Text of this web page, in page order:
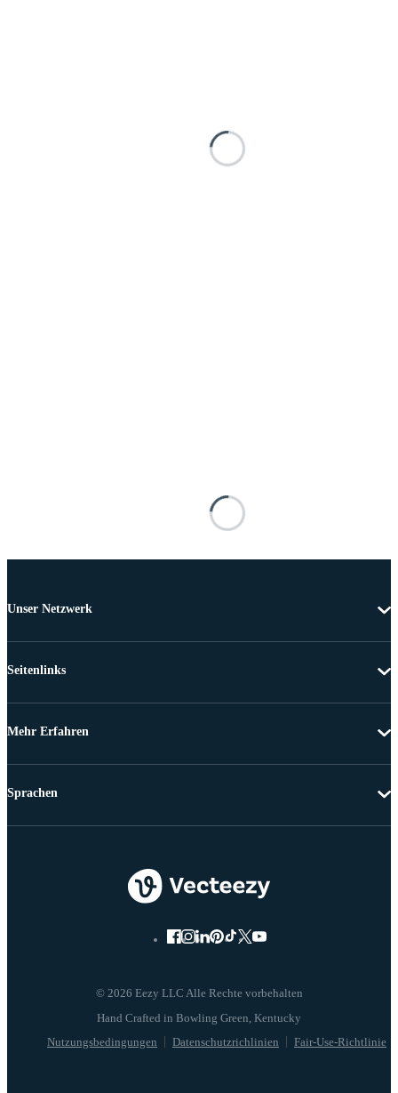
Unser Netzwerk
Seitenlinks
Mehr Erfahren
© 2026 Eezy LLC Alle Rechte vorbehalten
Nutzungsbedingungen Datenschutzrichlinien Fair-Use-Richtlinie
Sprachen